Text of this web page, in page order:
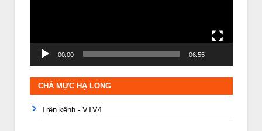
00:00 06:55
CHẢ MỰC HẠ LONG
Trên kênh - VTV4